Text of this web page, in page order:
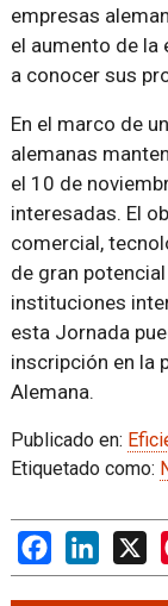
empresas
el aumento de la
a conocer sus
En el marco de
alemanas
el 10 de
interesadas. El
comercial,
de gran
instituciones
esta Jornada
inscripción en la
Alemana.
Publicado en:
Etiquetado como:
Facebook X